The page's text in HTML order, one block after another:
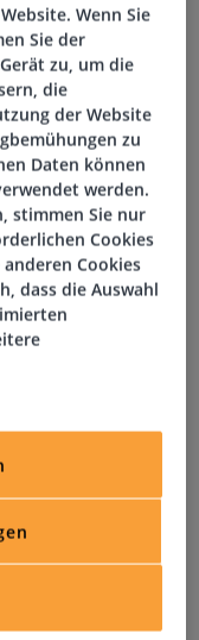
des
mit
mit
(z. B. SAP,
besonders Excel
Wenn Sie
Sie der
zu, um die
die
der Website
zu
Daten können
werden.
stimmen Sie nur
Cookies
Cookies
dass die Auswahl